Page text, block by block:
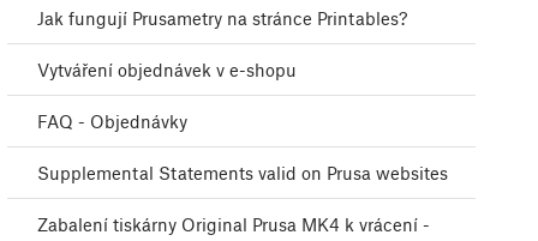
Jak fungují Prusametry na stránce Printables?
Vytváření objednávek v e-shopu
FAQ - Objednávky
Supplemental Statements valid on Prusa websites
Zabalení tiskárny Original Prusa MK4 k vrácení -